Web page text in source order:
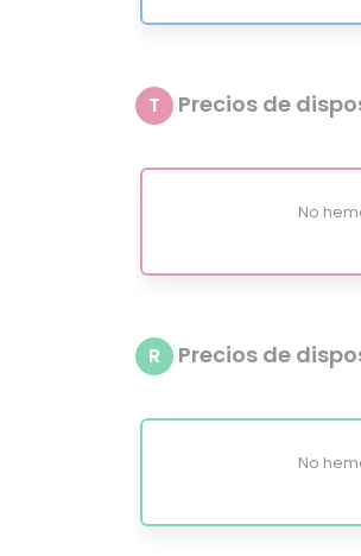
T Precios de
No
R Precios de
No